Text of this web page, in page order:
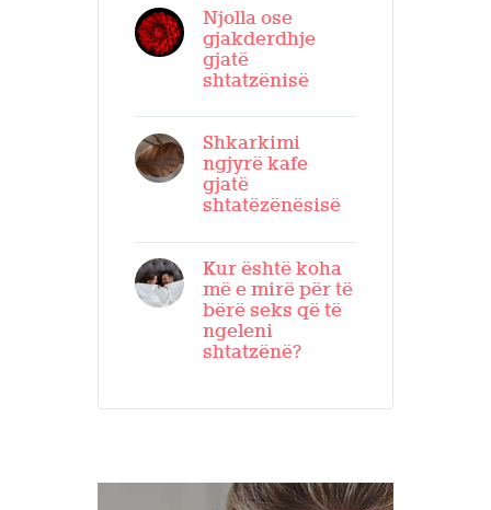
Njolla ose
gjakderdhje
gjatë
shtatzënisë
Shkarkimi
ngjyrë kafe
gjatë
shtatëzënësisë
Kur është koha
më e mirë për të
bërë seks që të
ngeleni
shtatzënë?